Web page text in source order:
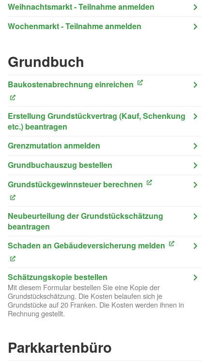
Weihnachtsmarkt - Teilnahme anmelden
Wochenmarkt - Teilnahme anmelden
Grundbuch
Baukostenabrechnung einreichen
(External Link)
Erstellung Grundstückvertrag (Kauf, Schenkung
etc.) beantragen
Grenzmutation anmelden
Grundbuchauszug bestellen
Grundstückgewinnsteuer berechnen
(External Link)
Neubeurteilung der Grundstückschätzung
beantragen
Schaden an Gebäudeversicherung melden
(External Link)
Schätzungskopie bestellen
Mit diesem Formular bestellen Sie eine Kopie der
Grundstückschätzung. Die Kosten belaufen sich je
Grundstücke auf 20 Franken. Die Kosten werden ihnen in
Rechnung gestellt.
Parkkartenbüro